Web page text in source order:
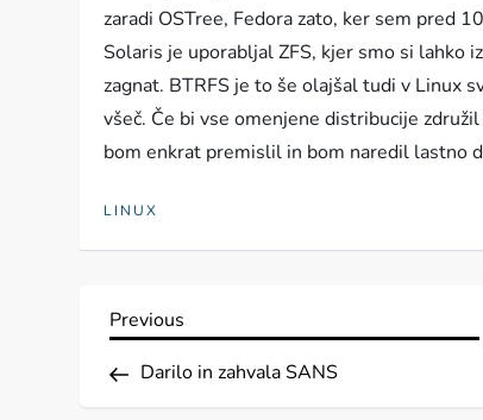
zaradi OSTree, Fedora zato, ker sem pred
Solaris je uporabljal ZFS, kjer smo si lahko
zagnat. BTRFS je to še olajšal tudi v Linux
všeč. Če bi vse omenjene distribucije
bom enkrat premislil in bom naredil lastno
LINUX
N
a
Previous
Previous
Darilo in zahvala SANS